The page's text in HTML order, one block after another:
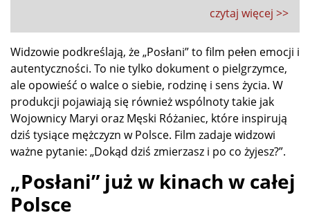
czytaj więcej >>
Widzowie podkreślają, że „Posłani” to film pełen emocji i
autentyczności. To nie tylko dokument o pielgrzymce,
ale opowieść o walce o siebie, rodzinę i sens życia. W
produkcji pojawiają się również wspólnoty takie jak
Wojownicy Maryi oraz Męski Różaniec, które inspirują
dziś tysiące mężczyzn w Polsce. Film zadaje widzowi
ważne pytanie: „Dokąd dziś zmierzasz i po co żyjesz?”.
„Posłani” już w kinach w całej
Polsce